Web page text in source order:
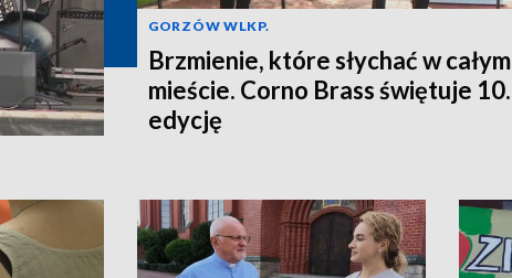
GORZÓW WLKP.
Brzmienie, które słychać w całym
mieście. Corno Brass świętuje 10.
edycję